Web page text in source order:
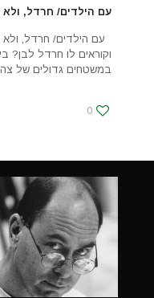
עם הילדים/ חרדל, ולא
עם הילדים/ חרדל, ולא
וקוראים לו חרדל
במשטחים גדולים של
0